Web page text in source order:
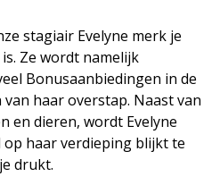
stagiair Evelyne merk je
Ze wordt namelijk
Bonusaanbiedingen in de
haar overstap. Naast van
en dieren, wordt Evelyne
haar verdieping blijkt te
drukt.